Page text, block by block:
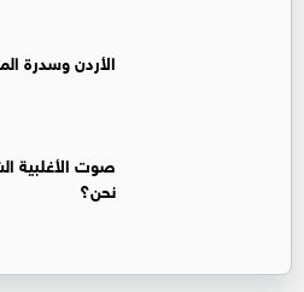
الأردن وسدرة
صوت الأغلبية
نحن؟